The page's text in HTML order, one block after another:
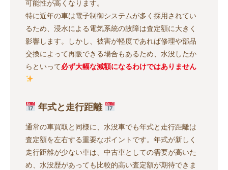
可能性が高くなります。
特に近年の車は電子制御システムが多く採用されてい
るため、浸水による電気系統の故障は査定額に大きく
影響します。しかし、被害が軽度であれば修理や部品
交換によって再販できる場合もあるため、水没したか
らといって必ず大幅な減額になるわけではありません
年式と走行距離
通常の車買取と同様に、水没車でも年式と走行距離は
査定額を左右する重要なポイントです。年式が新しく
走行距離が少ない車は、中古車としての需要が高いた
め、水没歴があっても比較的高い査定額が期待できま